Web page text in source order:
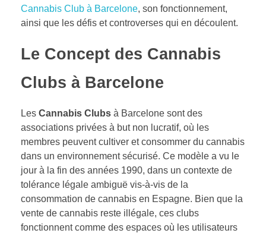
Cannabis Club à Barcelone, son fonctionnement,
ainsi que les défis et controverses qui en découlent.
Le Concept des Cannabis
Clubs à Barcelone
Les Cannabis Clubs à Barcelone sont des
associations privées à but non lucratif, où les
membres peuvent cultiver et consommer du cannabis
dans un environnement sécurisé. Ce modèle a vu le
jour à la fin des années 1990, dans un contexte de
tolérance légale ambiguë vis-à-vis de la
consommation de cannabis en Espagne. Bien que la
vente de cannabis reste illégale, ces clubs
fonctionnent comme des espaces où les utilisateurs